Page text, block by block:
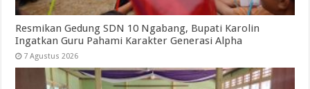
Resmikan Gedung SDN 10 Ngabang, Bupati Karolin
Ingatkan Guru Pahami Karakter Generasi Alpha
7 Agustus 2026